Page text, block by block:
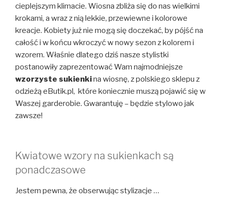
cieplejszym klimacie. Wiosna zbliża się do nas wielkimi
krokami, a wraz z nią lekkie, przewiewne i kolorowe
kreacje. Kobiety już nie mogą się doczekać, by pójść na
całość i w końcu wkroczyć w nowy sezon z kolorem i
wzorem. Właśnie dlatego dziś nasze stylistki
postanowiły zaprezentować Wam najmodniejsze
wzorzyste sukienkina wiosnę, z polskiego sklepu z
odzieżą eButik.pl, które koniecznie muszą pojawić się w
Waszej garderobie. Gwarantuję – będzie stylowo jak
zawsze!
Kwiatowe wzory na sukienkach są
ponadczasowe
Jestem pewna, że obserwując stylizacje …